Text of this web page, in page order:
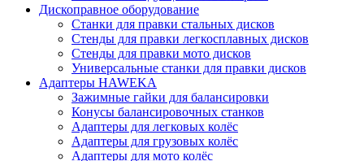
Дископравное оборудование
Станки для правки стальных дисков
Стенды для правки легкосплавных дисков
Стенды для правки мото дисков
Универсальные станки для правки дисков
Адаптеры HAWEKA
Зажимные гайки для балансировки
Конусы балансировочных станков
Адаптеры для легковых колёс
Адаптеры для грузовых колёс
Адаптеры для мото колёс